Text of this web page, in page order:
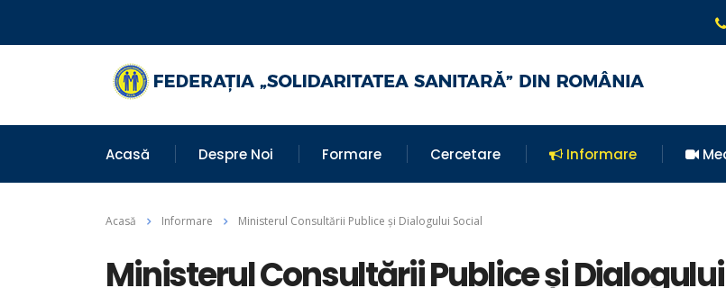
Acasă Despre Noi Formare Cercetare Informare
Acasă Informare Ministerul Consultării Publice și Dialogului Social
Ministerul Consultării Publice și